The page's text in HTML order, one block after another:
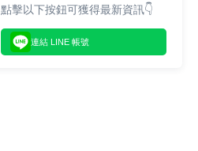
點擊以下按鈕可獲得最新資訊👇
連結 LINE 帳號